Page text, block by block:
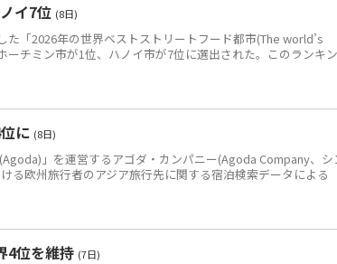
イ7位 (8日)
「2026年の世界ベストストリートフード都市(The world’s
チミン市が1位、ハノイ市が7位に選出された。このランキン
に (8日)
」を運営するアゴダ・カンパニー(Agoda Company、シ
る欧州旅行者のアジア旅行先に関する宿泊検索データによる
4位を維持 (7日)